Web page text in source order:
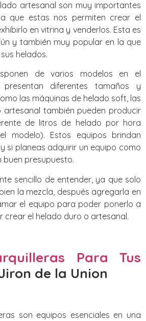
artesanal son muy importantes
que estas nos permiten crear el
en vitrina y venderlos. Esta es
y también muy popular en la que
helados.
de varios modelos en el
presentan diferentes tamaños y
las máquinas de helado soft, las
artesanal también pueden producir
de litros de helado por hora
modelo). Estos equipos brindan
si planeas adquirir un equipo como
buen presupuesto.
sencillo de entender, ya que solo
la mezcla, después agregarla en
el equipo para poder ponerlo a
crear el helado duro o artesanal.
Para Tus
de la Union
son equipos esenciales en una